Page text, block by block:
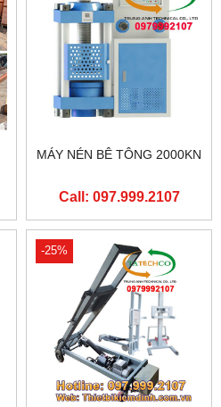
MÁY NÉN BÊ TÔNG 2000KN
Call: 097.999.2107
-25%